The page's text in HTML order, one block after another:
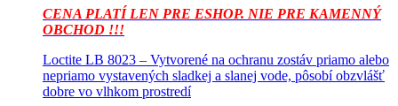
CENA PLATÍ LEN PRE ESHOP. NIE PRE KAMENNÝ
OBCHOD !!!
Loctite LB 8023 – Vytvorené na ochranu zostáv priamo alebo
nepriamo vystavených sladkej a slanej vode, pôsobí obzvlášť
dobre vo vlhkom prostredí